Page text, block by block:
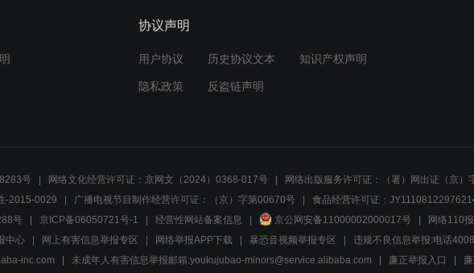
协议声明
用户协议 历史协议文本 知识产权声明
隐私政策 反盗链声明
号 网络文化经营许可证：京网文（2024）0368-017号 网络出版服务许可证：（署）网出证（京）
-2015-0029
广播电视节目制作经营许可证：（京）字第00670号 食品经营许可证：
号 京ICP备06050721号-1 经营性网站备案信息 京公网安备11000002000017号 网络110
中心 网上有害信息举报专区 网络举报APP下载 暴恐音视频举报专区
违规不良信息举报:电话
inc.com
未成年人有害信息举报邮箱:youkujubao-minors@service.alibaba.com 廉正举报入口